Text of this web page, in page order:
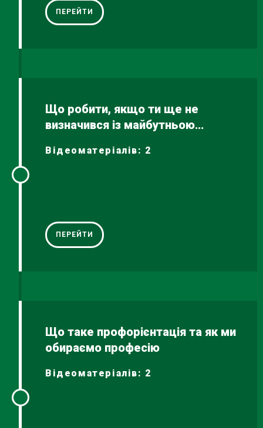
ПЕРЕЙТИ
Що робити, якщо ти ще не
визначився із майбутньою
Відеоматеріалів: 2
ПЕРЕЙТИ
Що таке профорієнтація та як ми
обираємо професію
Відеоматеріалів: 2